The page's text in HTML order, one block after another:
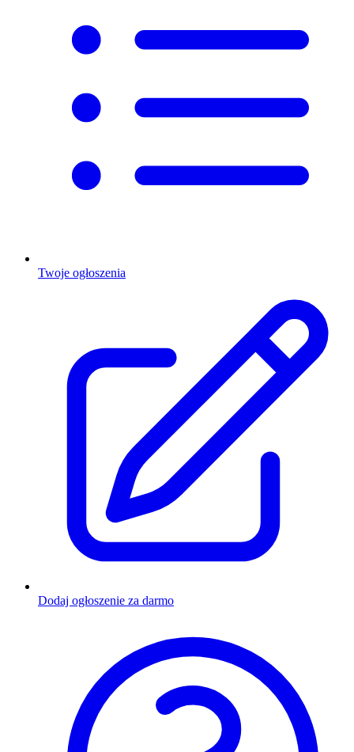
Twoje ogłoszenia
Dodaj ogłoszenie za darmo